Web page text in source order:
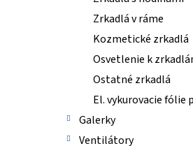
Zrkadlá v ráme
Kozmetické zrkadlá
Osvetlenie k
Ostatné zrkadlá
El. vykurovacie fólie
Galerky
Ventilátory